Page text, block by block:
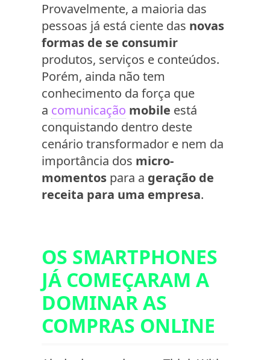
Provavelmente, a maioria das
pessoas já está ciente das novas
formas de se consumir
produtos, serviços e conteúdos.
Porém, ainda não tem
conhecimento da força que
a comunicação mobile está
conquistando dentro deste
cenário transformador e nem da
importância dos micro-
momentos para a geração de
receita para uma empresa.
OS SMARTPHONES
JÁ COMEÇARAM A
DOMINAR AS
COMPRAS ONLINE